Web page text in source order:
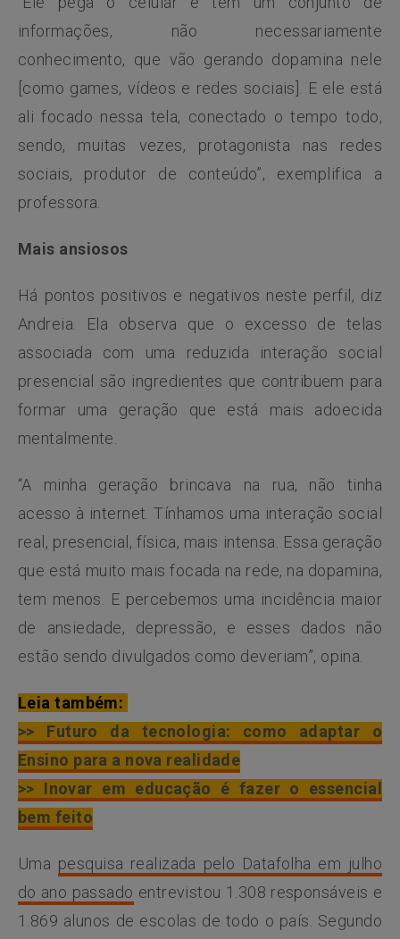
informações, não necessariamente
conhecimento, que vão gerando dopamina nele
[como games, vídeos e redes sociais]. E ele está
ali focado nessa tela, conectado o tempo todo,
sendo, muitas vezes, protagonista nas redes
sociais, produtor de conteúdo”, exemplifica a
professora.
Mais ansiosos
Há pontos positivos e negativos neste perfil, diz
Andreia. Ela observa que o excesso de telas
associada com uma reduzida interação social
presencial são ingredientes que contribuem para
formar uma geração que está mais adoecida
mentalmente.
“A minha geração brincava na rua, não tinha
acesso à internet. Tínhamos uma interação social
real, presencial, física, mais intensa. Essa geração
que está muito mais focada na rede, na dopamina,
tem menos. E percebemos uma incidência maior
de ansiedade, depressão, e esses dados não
estão sendo divulgados como deveriam”, opina.
Leia também:
>> Futuro da tecnologia: como adaptar o
Ensino para a nova realidade
>> Inovar em educação é fazer o essencial
bem feito
Uma pesquisa realizada pelo Datafolha em julho
do ano passado entrevistou 1.308 responsáveis e
1.869 alunos de escolas de todo o país. Segundo